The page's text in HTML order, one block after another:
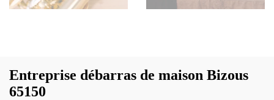
Entreprise débarras de maison Bizous
65150